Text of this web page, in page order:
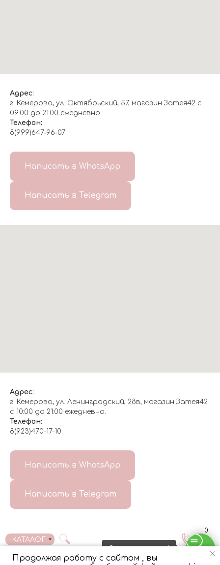
Свяжитесь с нами!
Продолжая работу с сайтом , вы
Адрес:
г. Кемерово, ул. Октябрьский, 57, магазин Затея42 с
09:00 до 21:00 ежедневно.
Телефон:
8(999)647-96-07
Написать в WhatsApp
Написать в Telegram
Адрес:
г. Кемерово, ул. Ленинградский, 28в, магазин Затея42
с 10:00 до 21:00 ежедневно.
Телефон:
8(923)470-17-10
Написать в WhatsApp
Написать в Telegram
ДОСТАВКА/
0
КАТАЛОГ